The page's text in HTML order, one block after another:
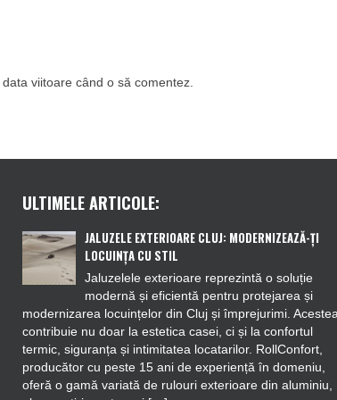
viitoare când o să comentez.
ULTIMELE ARTICOLE:
JALUZELE EXTERIOARE CLUJ: MODERNIZEAZĂ-ȚI
LOCUINȚA CU STIL
Jaluzelele exterioare reprezintă o soluție
modernă și eficientă pentru protejarea și
modernizarea locuințelor din Cluj și împrejurimi.
contribuie nu doar la estetica casei, ci și la confortul
termic, siguranța și intimitatea locatarilor. RollConfort,
producător cu peste 15 ani de experiență în domeniu,
oferă o gamă variată de rulouri exterioare din aluminiu,